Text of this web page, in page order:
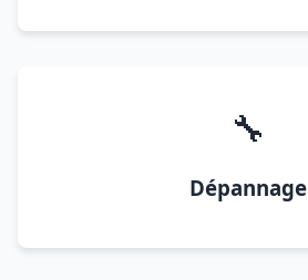
🔧
Dépannage